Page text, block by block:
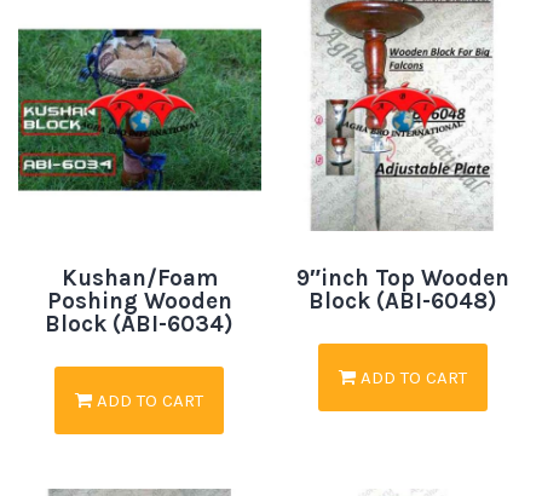
Kushan/Foam
Poshing Wooden
Block (ABI-6034)
ADD TO CART
9″inch Top Wooden
Block (ABI-6048)
ADD TO CART